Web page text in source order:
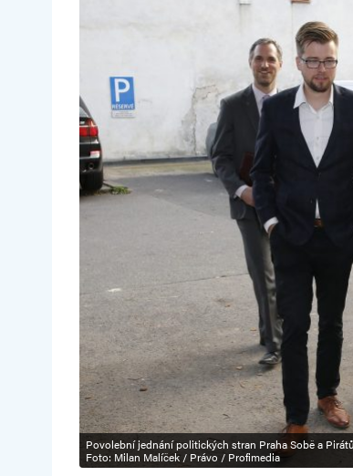
Povolební jednání politických stran Praha Sobě a
Foto: Milan Malíček / Právo / Profimedia